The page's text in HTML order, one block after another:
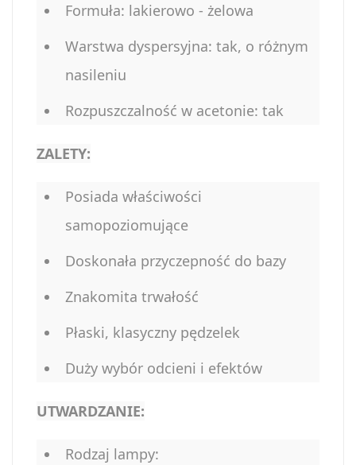
Formuła: lakierowo - żelowa
Warstwa dyspersyjna: tak, o różnym
nasileniu
Rozpuszczalność w acetonie: tak
ZALETY:
Posiada właściwości
samopoziomujące
Doskonała przyczepność do bazy
Znakomita trwałość
Płaski, klasyczny pędzelek
Duży wybór odcieni i efektów
UTWARDZANIE:
Rodzaj lampy: